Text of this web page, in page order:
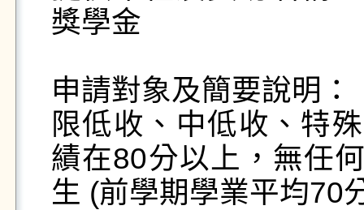
獎學金
申請對象及簡要說明：
限低收、中低收、特
績在80分以上，無任
生 (前學期學業平均70